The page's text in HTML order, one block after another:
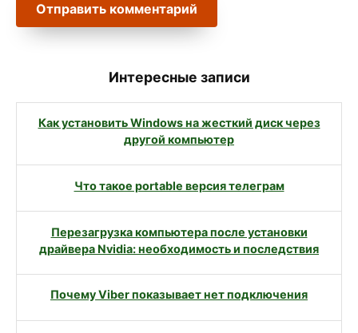
Интересные записи
Как установить Windows на жесткий диск через
другой компьютер
Что такое portable версия телеграм
Перезагрузка компьютера после установки
драйвера Nvidia: необходимость и последствия
Почему Viber показывает нет подключения